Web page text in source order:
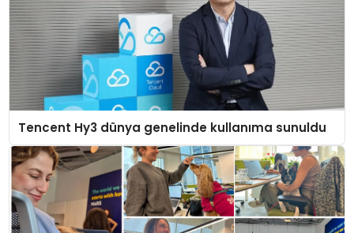
Tencent Hy3 dünya genelinde kullanıma sunuldu